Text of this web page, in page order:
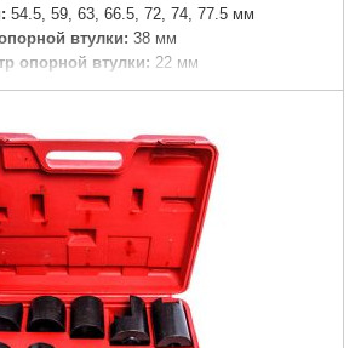
54.5, 59, 63, 66.5, 72, 74, 77.5 мм
втулки: 38 мм
опорной втулки: 22 мм
40 мм
22 мм
32 мм
мм
22 мм
Подробнее...